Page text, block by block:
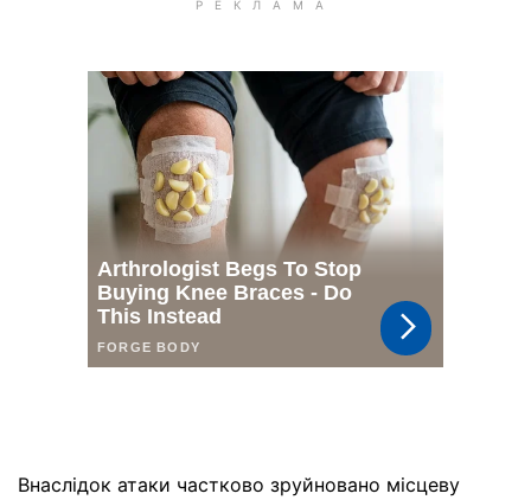
Внаслідок атаки частково зруйновано місцеву